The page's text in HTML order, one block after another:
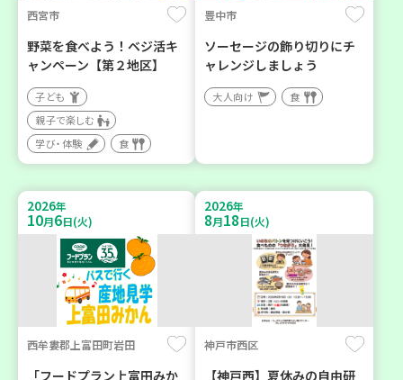
西宮市
野菜を食べよう！ベジ活キ
ャンペーン【第２地区】
子ども
親子で楽しむ
学び・体験
食
豊中市
ソーセージの飾り切りにチ
ャレンジしましょう
大人向け 食
2026年
10月6日(火)
西牟婁郡上富田町岩田
「フードプラン上富田みか
2026年
8月18日(火)
神戸市西区
【神戸西】夏休みの自由研